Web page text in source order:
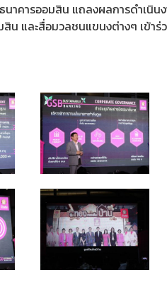
นาคารออมสิน แถลงผลการดำเนิน
น และสื่อมวลชนแขนงต่างๆ เข้